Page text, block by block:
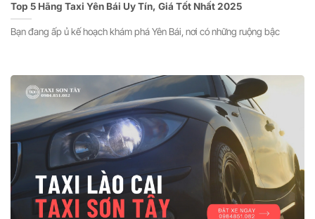
Top 5 Hãng Taxi Yên Bái Uy Tín, Giá Tốt Nhất 2025
Bạn đang ấp ủ kế hoạch khám phá Yên Bái, nơi có những ruộng bậc